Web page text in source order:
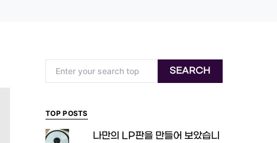
SEARCH
TOP POSTS
나만의 LP판을 만들어 보았습니